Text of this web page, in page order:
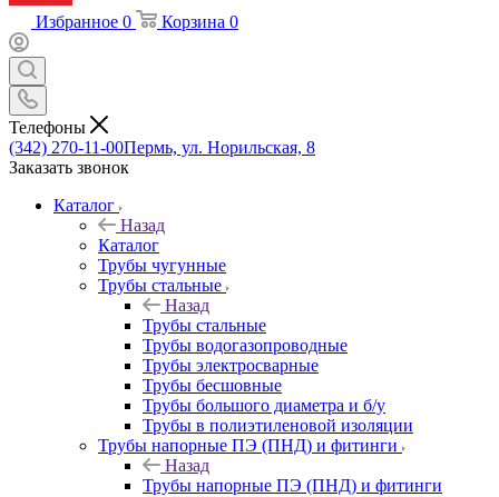
Избранное 0 Корзина 0
Телефоны
(342) 270-11-00Пермь, ул. Норильская, 8
Заказать звонок
Каталог
Назад
Каталог
Трубы чугунные
Трубы стальные
Назад
Трубы стальные
Трубы водогазопроводные
Трубы электросварные
Трубы бесшовные
Трубы большого диаметра и б/у
Трубы в полиэтиленовой изоляции
Трубы напорные ПЭ (ПНД) и фитинги
Назад
Трубы напорные ПЭ (ПНД) и фитинги